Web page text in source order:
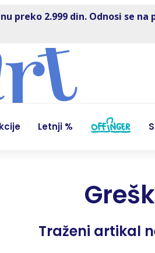
preko 2.999 din. Odnosi se
Letnji %
Traženi artikal